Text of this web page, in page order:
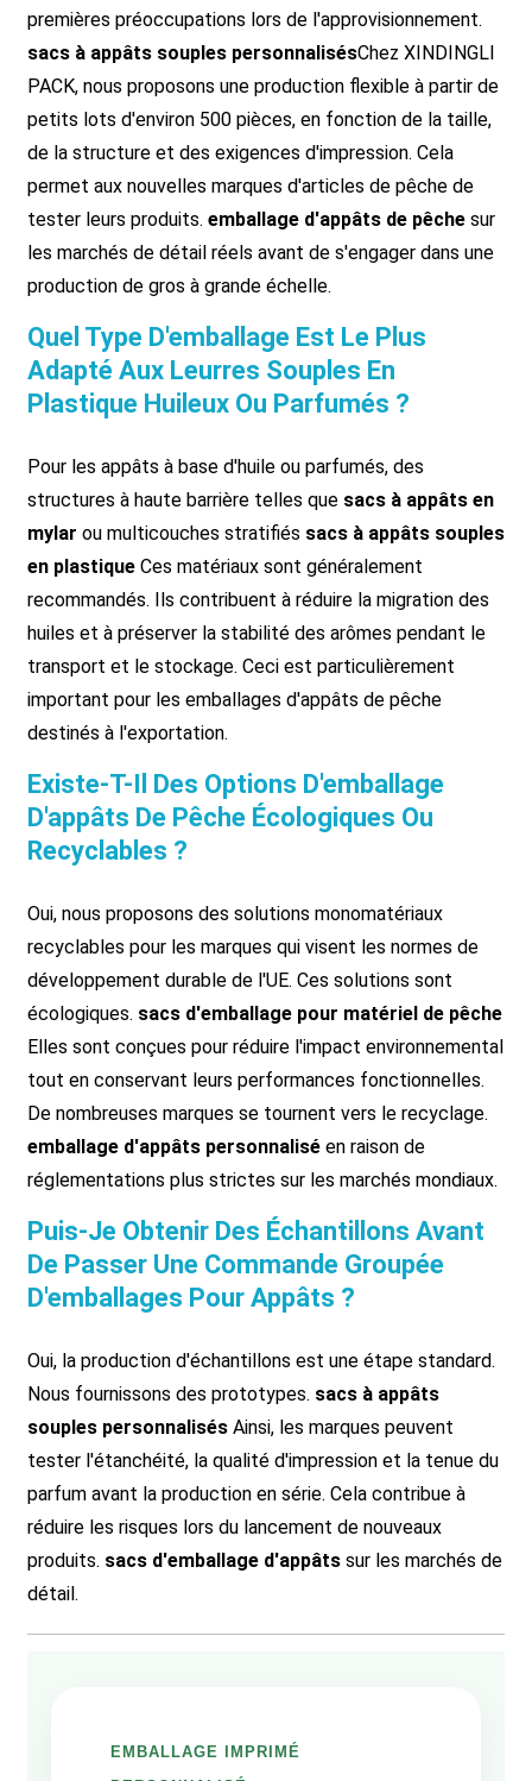
premières préoccupations lors de l'approvisionnement.
sacs à appâts souples personnalisésChez XINDINGLI
PACK, nous proposons une production flexible à partir de
petits lots d'environ 500 pièces, en fonction de la taille,
de la structure et des exigences d'impression. Cela
permet aux nouvelles marques d'articles de pêche de
tester leurs produits. emballage d'appâts de pêchesur
les marchés de détail réels avant de s'engager dans une
production de gros à grande échelle.
Quel Type D'emballage Est Le Plus
Adapté Aux Leurres Souples En
Plastique Huileux Ou Parfumés ?
Pour les appâts à base d'huile ou parfumés, des
structures à haute barrière telles que sacs à appâts en
mylar ou multicouches stratifiés sacs à appâts souples
en plastiqueCes matériaux sont généralement
recommandés. Ils contribuent à réduire la migration des
huiles et à préserver la stabilité des arômes pendant le
transport et le stockage. Ceci est particulièrement
important pour les emballages d'appâts de pêche
destinés à l'exportation.
Existe-T-Il Des Options D'emballage
D'appâts De Pêche Écologiques Ou
Recyclables ?
Oui, nous proposons des solutions monomatériaux
recyclables pour les marques qui visent les normes de
développement durable de l'UE. Ces solutions sont
écologiques. sacs d'emballage pour matériel de pêche
Elles sont conçues pour réduire l'impact environnemental
tout en conservant leurs performances fonctionnelles.
De nombreuses marques se tournent vers le recyclage.
emballage d'appâts personnaliséen raison de
réglementations plus strictes sur les marchés mondiaux.
Puis-Je Obtenir Des Échantillons Avant
De Passer Une Commande Groupée
D'emballages Pour Appâts ?
Oui, la production d'échantillons est une étape standard.
Nous fournissons des prototypes. sacs à appâts
souples personnalisésAinsi, les marques peuvent
tester l'étanchéité, la qualité d'impression et la tenue du
parfum avant la production en série. Cela contribue à
réduire les risques lors du lancement de nouveaux
produits. sacs d'emballage d'appâtssur les marchés de
détail.
EMBALLAGE IMPRIMÉ